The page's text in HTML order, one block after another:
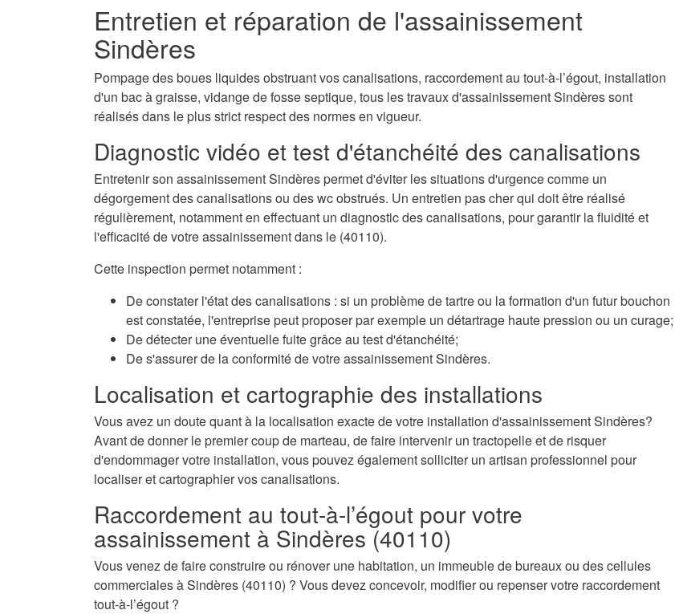
Entretien et réparation de l'assainissement
Sindères
Pompage des boues liquides obstruant vos canalisations, raccordement au tout-à-l’égout, installation
d'un bac à graisse, vidange de fosse septique, tous les travaux d'assainissement Sindères sont
réalisés dans le plus strict respect des normes en vigueur.
Diagnostic vidéo et test d'étanchéité des canalisations
Entretenir son assainissement Sindères permet d'éviter les situations d'urgence comme un
dégorgement des canalisations ou des wc obstrués. Un entretien pas cher qui doit être réalisé
régulièrement, notamment en effectuant un diagnostic des canalisations, pour garantir la fluidité et
l'efficacité de votre assainissement dans le (40110).
Cette inspection permet notamment :
De constater l'état des canalisations : si un problème de tartre ou la formation d'un futur bouchon
est constatée, l'entreprise peut proposer par exemple un détartrage haute pression ou un curage;
De détecter une éventuelle fuite grâce au test d'étanchéité;
De s'assurer de la conformité de votre assainissement Sindères.
Localisation et cartographie des installations
Vous avez un doute quant à la localisation exacte de votre installation d'assainissement Sindères?
Avant de donner le premier coup de marteau, de faire intervenir un tractopelle et de risquer
d'endommager votre installation, vous pouvez également solliciter un artisan professionnel pour
localiser et cartographier vos canalisations.
Raccordement au tout-à-l’égout pour votre
assainissement à Sindères (40110)
Vous venez de faire construire ou rénover une habitation, un immeuble de bureaux ou des cellules
commerciales à Sindères (40110) ? Vous devez concevoir, modifier ou repenser votre raccordement
tout-à-l’égout ?